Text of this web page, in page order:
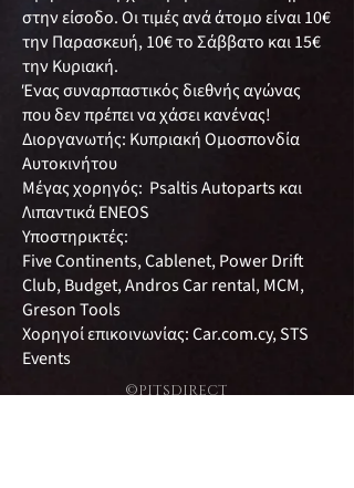
στην είσοδο. Οι τιμές ανά άτομο είναι 10€
την Παρασκευή, 10€ το Σάββατο και 15€
την Κυριακή.
Ένας συναρπαστικός διεθνής αγώνας
που δεν πρέπει να χάσει κανένας!
Διοργανωτής: Κυπριακή Ομοσπονδία
Αυτοκινήτου
Μέγας χορηγός: Psaltis Autoparts και
Λιπαντικά ENEOS
Υποστηρικτές:
Five Continents, Cablenet, Power Drift
Club, Budget, Andros Car rental, MCM,
Greson Tools
Χορηγοί επικοινωνίας: Car.com.cy, STS
Events
©PITSDIRECT